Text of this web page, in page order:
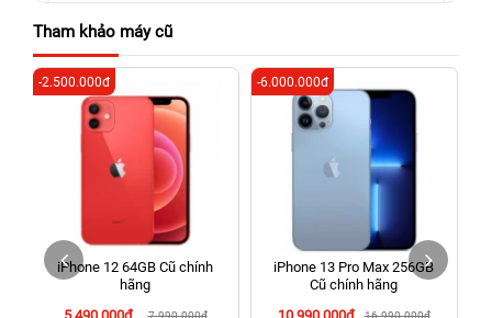
625 - 625A Âu Cơ, Tân Phú, Hồ Chí Minh (Quận Tân Phú cũ)
326 Lê Văn Việt, Tăng Nhơn Phú, Hồ Chí Minh (Q.9 TP. Thủ
Đức cũ)
256 Võ Văn Ngân, Thủ Đức, Hồ Chí Minh (Bình Thọ, TP. Thủ
Đức Cũ)
70 Nguyễn An Ninh, Dĩ An, Hồ Chí Minh (Bình Dương Cũ)
24h Vũng Tàu: 162A Ba Cu, Vũng Tàu, Hồ Chí Minh (TP. Vũng
Tàu cũ)
198 Hoàng Văn Thụ, Tân Sơn Nhất, Hồ Chí Minh (Tân Bình
Tham khảo máy cũ
iPhone 12 64GB Cũ chính
hãng
7.990.000đ
-2.500.000đ
iPhone 13 Pro Max 256GB
Cũ chính hãng
16.990.000đ
-6.000.000đ